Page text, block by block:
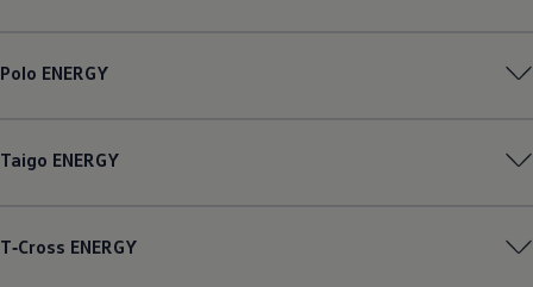
Polo ENERGY
Taigo ENERGY
T‑Cross ENERGY